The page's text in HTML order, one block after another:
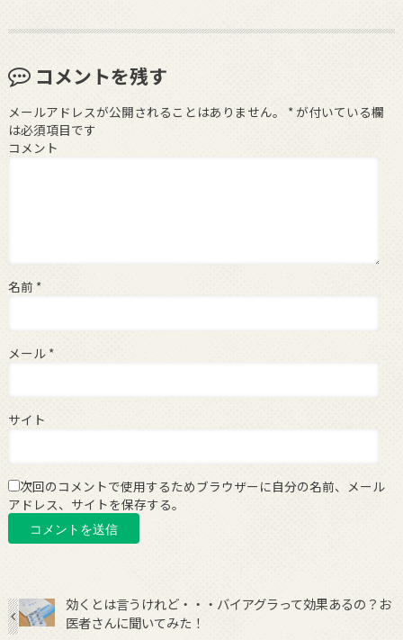
コメントを残す
メールアドレスが公開されることはありません。 *が付いている欄
は必須項目です
コメント
名前 *
メール *
サイト
次回のコメントで使用するためブラウザーに自分の名前、メール
アドレス、サイトを保存する。
効くとは言うけれど・・・バイアグラって効果あるの？お
医者さんに聞いてみた！